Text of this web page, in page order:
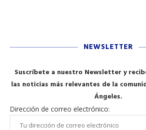
NEWSLETTER
Suscríbete a nuestro Newsletter y
las noticias más relevantes de la
Ángeles.
Dirección de correo electrónico: